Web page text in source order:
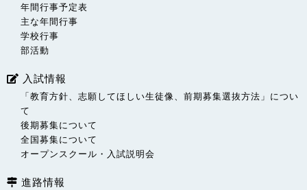
年間行事予定表
主な年間行事
学校行事
部活動
入試情報
「教育方針、志願してほしい生徒像、前期募集選抜方法」につい
て
後期募集について
全国募集について
オープンスクール・入試説明会
進路情報